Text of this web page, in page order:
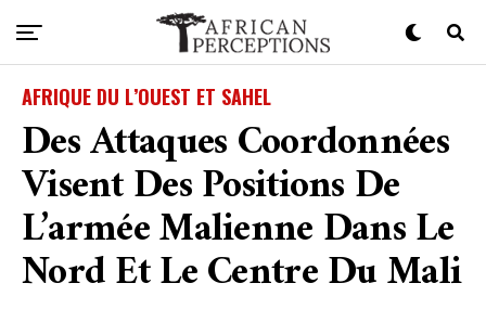
AFRIQUE DU L’OUEST ET SAHEL
Des Attaques Coordonnées
Visent Des Positions De
L’armée Malienne Dans Le
Nord Et Le Centre Du Mali